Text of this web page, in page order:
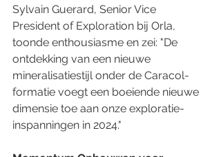
Sylvain Guerard, Senior Vice
President of Exploration bij Orla,
toonde enthousiasme en zei: "De
ontdekking van een nieuwe
mineralisatiestijl onder de Caracol-
formatie voegt een boeiende nieuwe
dimensie toe aan onze exploratie-
inspanningen in 2024."